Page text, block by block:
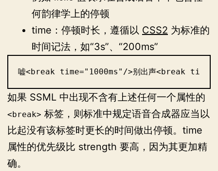
何韵律学上的停顿
time：停顿时长，遵循以 CSS2 为标准的
时间记法，如“3s”、“200ms”
嘘<break time="1000ms"/>别出声<break
如果 SSML 中出现不含有上述任何一个属性的
<break> 标签，则标准中规定语音合成器应当以
比起没有该标签时更长的时间做出停顿。time
属性的优先级比 strength 要高，因为其更加精
确。